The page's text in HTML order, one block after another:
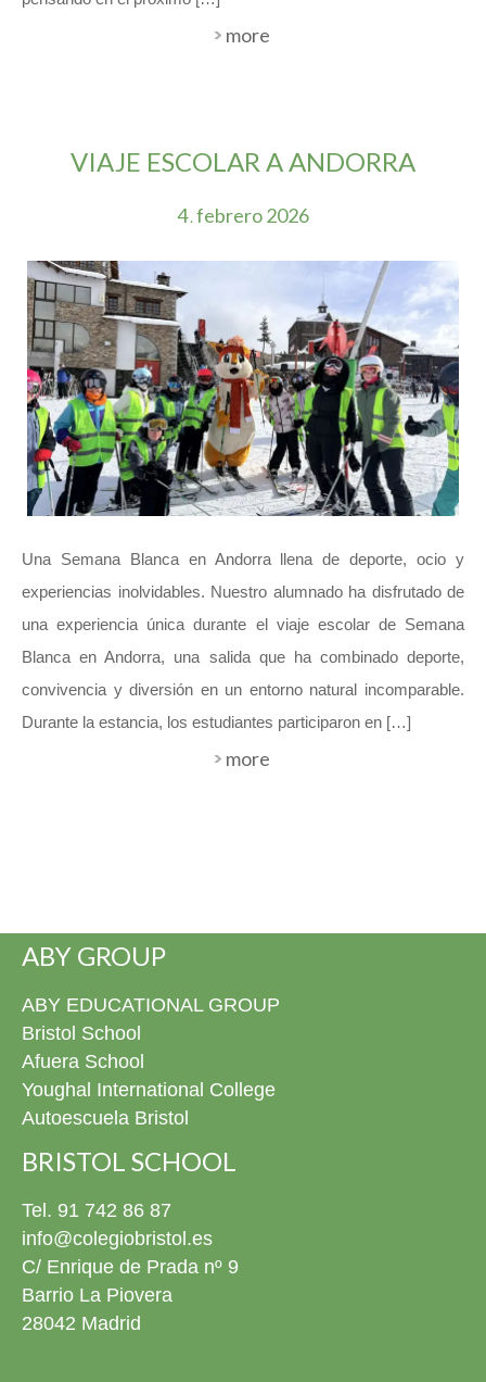
more
VIAJE ESCOLAR A ANDORRA
4. febrero2026
Una Semana Blanca en Andorra llena de deporte, ocio y
experiencias inolvidables. Nuestro alumnado ha disfrutado de
una experiencia única durante el viaje escolar de Semana
Blanca en Andorra, una salida que ha combinado deporte,
convivencia y diversión en un entorno natural incomparable.
Durante la estancia, los estudiantes participaron en […]
more
ABY GROUP
ABY EDUCATIONAL GROUP
Bristol School
Afuera School
Youghal International College
Autoescuela Bristol
BRISTOL SCHOOL
Tel. 91 742 86 87
info@colegiobristol.es
C/ Enrique de Prada nº 9
Barrio La Piovera
28042 Madrid